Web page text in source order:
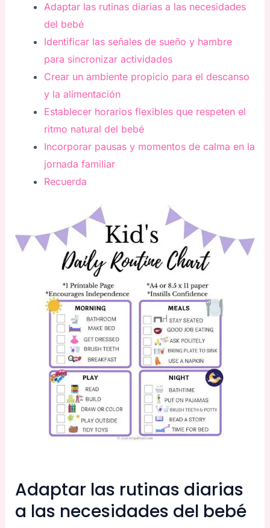
Adaptar las rutinas diarias a las necesidades
del bebé
Identificar las señales de sueño y hambre
para sincronizar actividades
Crear un ambiente propicio para el descanso
y la alimentación
Establecer horarios flexibles que respeten el
ritmo natural del bebé
Incorporar pausas y momentos de calma en la
jornada familiar
Recuerda
Adaptar las rutinas diarias
a las necesidades del bebé